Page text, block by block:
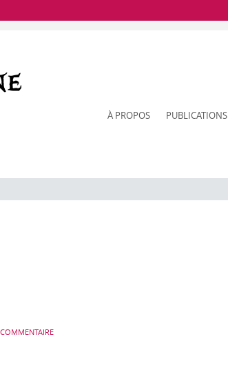
À PROPOS PUBLICATIONS